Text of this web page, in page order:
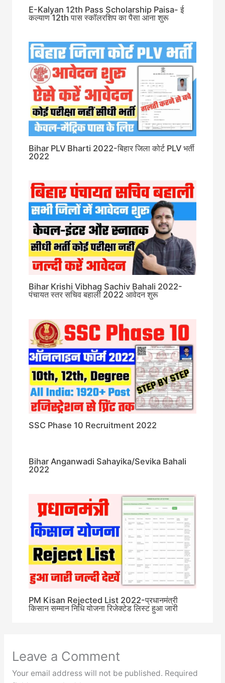
E-Kalyan 12th Pass Scholarship Paisa- ई
कल्याण 12th पास स्कॉलरशिप का पैसा आना शुरू
Bihar PLV Bharti 2022-बिहार जिला कोर्ट PLV भर्ती
2022
Bihar Krishi Vibhag Sachiv Bahali 2022-
पंचायत स्तर सचिव बहाली 2022 आवेदन शुरू
SSC Phase 10 Recruitment 2022
Bihar Anganwadi Sahayika/Sevika Bahali
2022
PM Kisan Rejected List 2022-प्रधानमंत्री
किसान सम्मान निधि योजना रिजेक्टेड लिस्ट हुआ जारी
Leave a Comment
Your email address will not be published. Required